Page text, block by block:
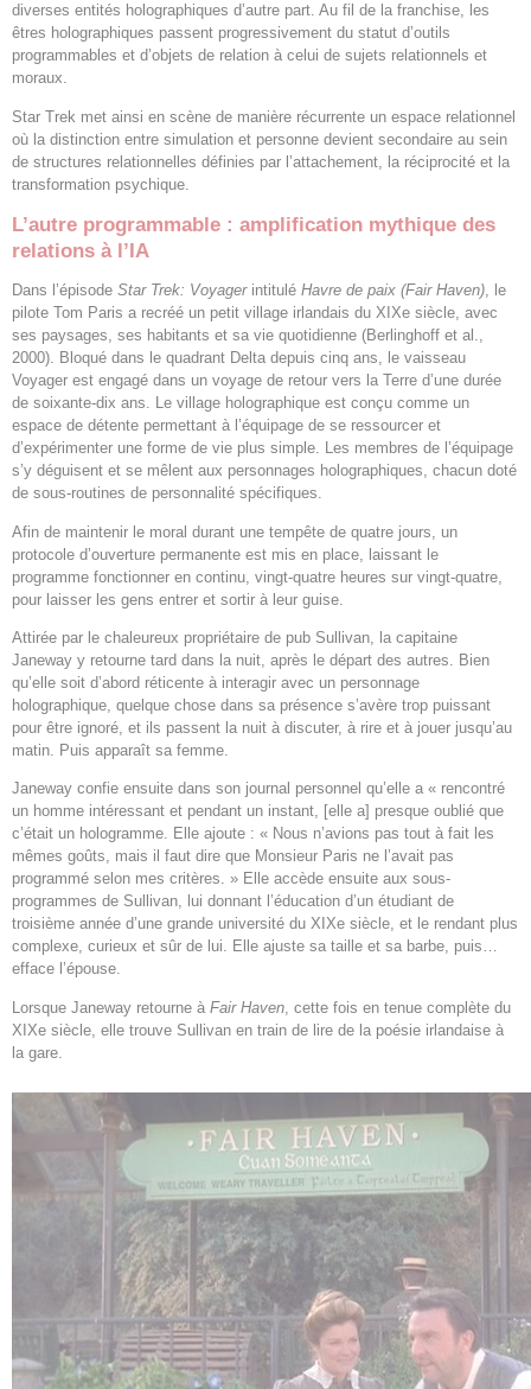
diverses entités holographiques d’autre part. Au fil de la franchise, les
êtres holographiques passent progressivement du statut d’outils
programmables et d’objets de relation à celui de sujets relationnels et
moraux.
Star Trek met ainsi en scène de manière récurrente un espace relationnel
où la distinction entre simulation et personne devient secondaire au sein
de structures relationnelles définies par l’attachement, la réciprocité et la
transformation psychique.
L’autre programmable : amplification mythique des
relations à l’IA
Dans l’épisode Star Trek: Voyagerintitulé Havre de paix (Fair Haven), le
pilote Tom Paris a recréé un petit village irlandais du XIXe siècle, avec
ses paysages, ses habitants et sa vie quotidienne (Berlinghoff et al.,
2000). Bloqué dans le quadrant Delta depuis cinq ans, le vaisseau
Voyager est engagé dans un voyage de retour vers la Terre d’une durée
de soixante-dix ans. Le village holographique est conçu comme un
espace de détente permettant à l’équipage de se ressourcer et
d’expérimenter une forme de vie plus simple. Les membres de l’équipage
s’y déguisent et se mêlent aux personnages holographiques, chacun doté
de sous-routines de personnalité spécifiques.
Afin de maintenir le moral durant une tempête de quatre jours, un
protocole d’ouverture permanente est mis en place, laissant le
programme fonctionner en continu, vingt-quatre heures sur vingt-quatre,
pour laisser les gens entrer et sortir à leur guise.
Attirée par le chaleureux propriétaire de pub Sullivan, la capitaine
Janeway y retourne tard dans la nuit, après le départ des autres. Bien
qu’elle soit d’abord réticente à interagir avec un personnage
holographique, quelque chose dans sa présence s’avère trop puissant
pour être ignoré, et ils passent la nuit à discuter, à rire et à jouer jusqu’au
matin. Puis apparaît sa femme.
Janeway confie ensuite dans son journal personnel qu’elle a « rencontré
un homme intéressant et pendant un instant, [elle a] presque oublié que
c’était un hologramme. Elle ajoute : « Nous n’avions pas tout à fait les
mêmes goûts, mais il faut dire que Monsieur Paris ne l’avait pas
programmé selon mes critères. » Elle accède ensuite aux sous-
programmes de Sullivan, lui donnant l’éducation d’un étudiant de
troisième année d’une grande université du XIXe siècle, et le rendant plus
complexe, curieux et sûr de lui. Elle ajuste sa taille et sa barbe, puis…
efface l’épouse.
Lorsque Janeway retourne à Fair Haven , cette fois en tenue complète du
XIXe siècle, elle trouve Sullivan en train de lire de la poésie irlandaise à
la gare.